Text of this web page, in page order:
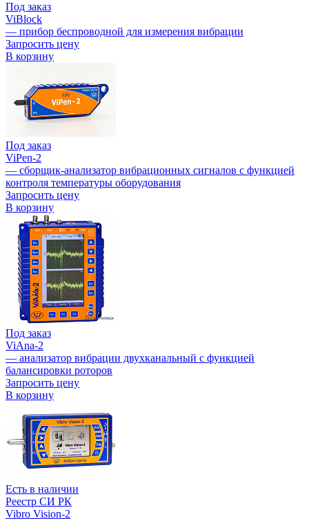
Под заказ
ViBlock
— прибор беспроводной для измерения вибрации
Запросить цену
В корзину
Под заказ
ViPen-2
— сборщик-анализатор вибрационных сигналов с функцией
контроля температуры оборудования
Запросить цену
В корзину
Под заказ
ViAna-2
— анализатор вибрации двухканальный с функцией
балансировки роторов
Запросить цену
В корзину
Есть в наличии
Реестр СИ РК
Vibro Vision-2